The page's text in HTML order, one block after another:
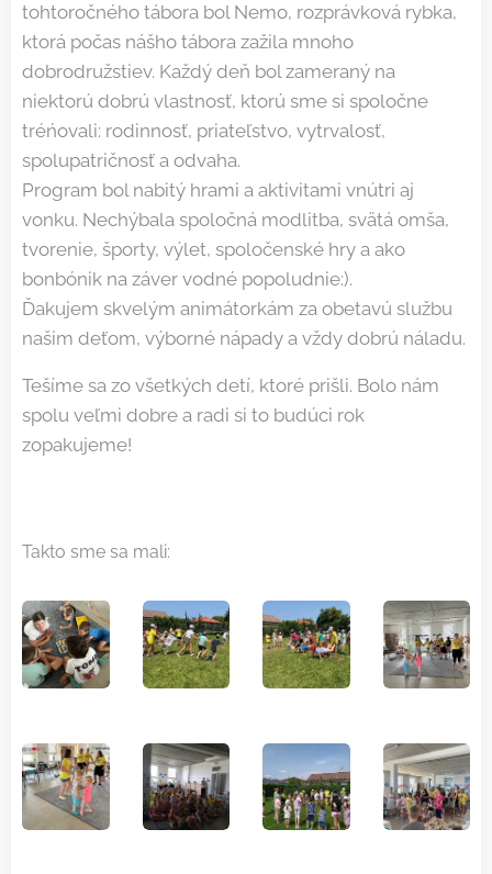
tohtoročného tábora bol Nemo, rozprávková rybka,
ktorá počas nášho tábora zažila mnoho
dobrodružstiev. Každý deň bol zameraný na
niektorú dobrú vlastnosť, ktorú sme si spoločne
tréńovali: rodinnosť, priateľstvo, vytrvalosť,
spolupatričnosť a odvaha.
Program bol nabitý hrami a aktivitami vnútri aj
vonku. Nechýbala spoločná modlitba, svätá omša,
tvorenie, športy, výlet, spoločenské hry a ako
bonbónik na záver vodné popoludnie:).
Ďakujem skvelým animátorkám za obetavú službu
našim deťom, výborné nápady a vždy dobrú náladu.
Tešíme sa zo všetkých detí, ktoré prišli. Bolo nám
spolu veľmi dobre a radi si to budúci rok
zopakujeme!
Takto sme sa mali: